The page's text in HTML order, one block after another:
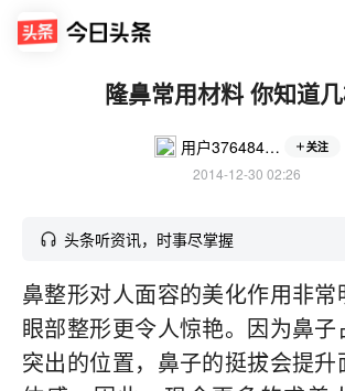
隆鼻常用材料 你知道几
用户3764841706 关注
2014-12-30 02:26
头条听资讯，时事尽掌握
鼻整形对人面容的美化作用非常
眼部整形更令人惊艳。因为鼻子
突出的位置，鼻子的挺拔会提升